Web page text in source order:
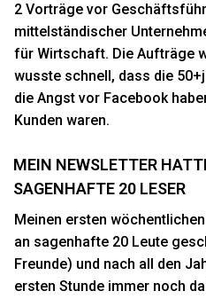
2 Vorträge vor
mittelständischer
für Wirtschaft. Die Aufträge
wusste schnell, dass die
die Angst vor Facebook
Kunden waren.
MEIN NEWSLETTER
SAGENHAFTE 20 LESER
Meinen ersten
an sagenhafte 20 Leute
Freunde) und nach all den
ersten Stunde immer noch